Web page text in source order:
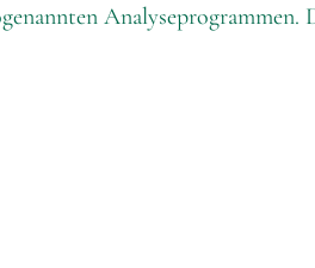
Analyseprogrammen.